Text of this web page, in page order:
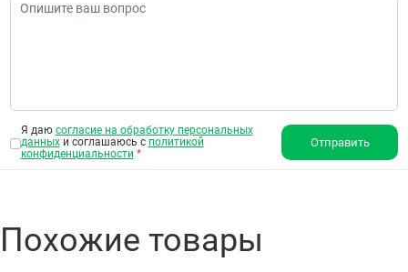
Я даю согласие на обработку персональных
данныхи соглашаюсь с политикой
конфиденциальности *
Отправить
Похожие товары